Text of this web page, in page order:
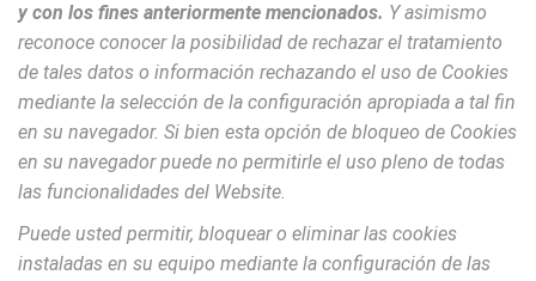
y con los fines anteriormente mencionados. Y asimismo
reconoce conocer la posibilidad de rechazar el tratamiento
de tales datos o información rechazando el uso de Cookies
mediante la selección de la configuración apropiada a tal fin
en su navegador. Si bien esta opción de bloqueo de Cookies
en su navegador puede no permitirle el uso pleno de todas
las funcionalidades del Website.
Puede usted permitir, bloquear o eliminar las cookies
instaladas en su equipo mediante la configuración de las